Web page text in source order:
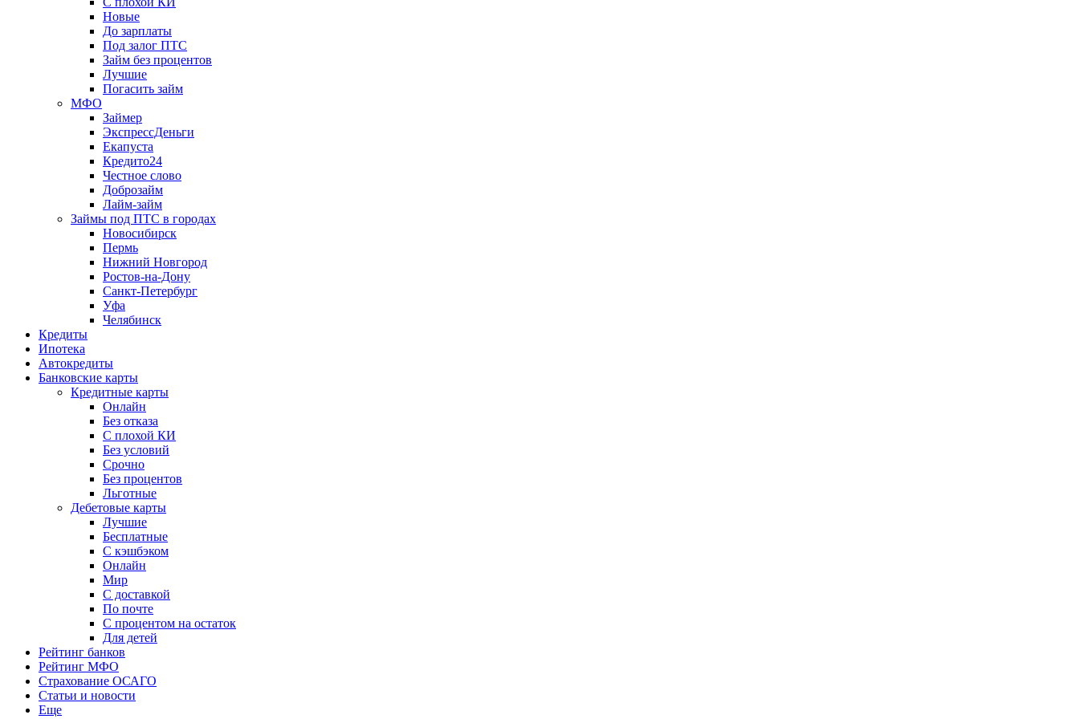
Новые
До зарплаты
Под залог ПТС
Займ без процентов
Лучшие
Погасить займ
МФО
Займер
ЭкспрессДеньги
Екапуста
Кредито24
Честное слово
Доброзайм
Лайм-займ
Займы под ПТС в городах
Новосибирск
Пермь
Нижний Новгород
Ростов-на-Дону
Санкт-Петербург
Уфа
Челябинск
Кредиты
Ипотека
Автокредиты
Банковские карты
Кредитные карты
Онлайн
Без отказа
С плохой КИ
Без условий
Срочно
Без процентов
Льготные
Дебетовые карты
Лучшие
Бесплатные
С кэшбэком
Онлайн
Мир
С доставкой
По почте
С процентом на остаток
Для детей
Рейтинг банков
Рейтинг МФО
Страхование ОСАГО
Статьи и новости
Еще